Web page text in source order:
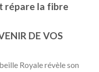
répare la fibre
DE VOS
Royale révèle son